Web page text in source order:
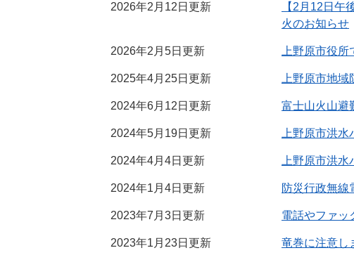
2026年2月12日更新
【2月12日午
火のお知らせ
2026年2月5日更新 上野原市役
2025年4月25日更新 上野原市地
2024年6月12日更新 富士山火山避
2024年5月19日更新 上野原市洪
2024年4月4日更新 上野原市洪
2024年1月4日更新 防災行政無線
2023年7月3日更新 電話やファッ
2023年1月23日更新 竜巻に注意し